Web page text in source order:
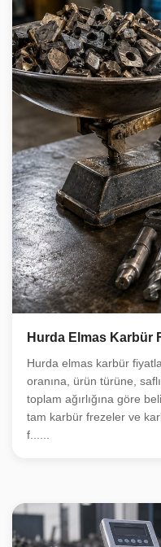
Hurda Elmas Karbür
Hurda elmas karbür
oranına, ürün türüne,
toplam ağırlığına göre
tam karbür frezeler ve
f......